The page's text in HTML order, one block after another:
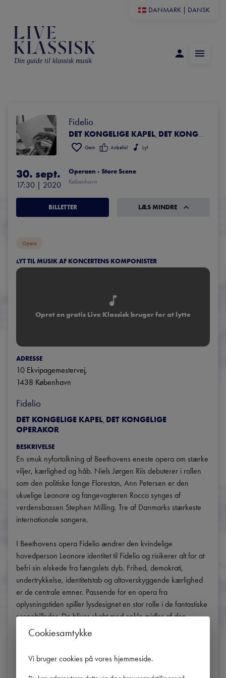
DANMARK DANSK
Din guide til klassisk musik
Fidelio
DET KONGELIGE KAPEL, DET KONGELIGE OPERAKOR
Gem Anbefal Lyt
30. sept.
17:30 | 2020
Operaen - Store Scene
København
BILLETTER LÆS MINDRE
Opera
LYT TIL MUSIK AF KONCERTENS KOMPONISTER
Opret en gratis Live Klassisk bruger for at lytte
ADRESSE
10 Ekvipagemestervej,
1438 København
Fidelio
DET KONGELIGE KAPEL, DET KONGELIGE
OPERAKOR
BESKRIVELSE
En smuk nyfortolkning af Beethovens eneste opera om stærke
viljer, kærlighed og håb. Niels Jørgen Riis debuterer i rollen
som den politiske fange Florestan, Ann Petersen er den
ukuelige Leonore og fangevogteren Rocco synges af
verdensbassen Stephen Milling. Tre af Danmarks stærkeste
internationale sangere.
I Beethovens opera Fidelio ændrer den kvindelige
hovedperson Leonore identitet til Fidelio og risikerer alt for at
befri sin elskede fra fængslets dyb. Frihed, demokrati,
undertrykkelse, identitetstab og altoverskyggende kærlighed
er de centrale emner. Passende for en opera fra
oplysningstiden spiller lysdesignet en stor rolle i de fantastiske
scenebilleder. De bliver skabt med enkle midler af den
engelske lysdesigner Lee Curran og den danske scenograf
Steffen Aarfing, der begge har vundet priser for deres
designfirma Carcel, skabt forestillingens tidløse kostumer. Det
Cookiesamtykke
Vi bruger cookies på vores hjemmeside.